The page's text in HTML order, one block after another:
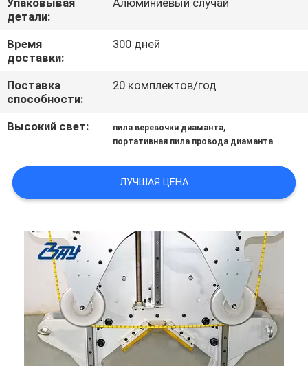
ПОЛИТИКА
УЕДИНЕНИЯ
Упаковывая
детали:
Алюминиевый случай
Время
доставки:
300 дней
Поставка
способности:
20 комплектов/год
Высокий свет: пила веревочки диаманта,
портативная пила провода диаманта
ЛУЧШАЯ ЦЕНА